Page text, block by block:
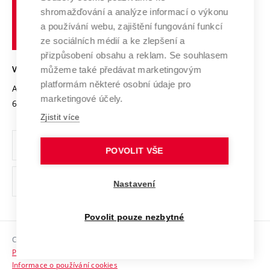
Výzkumné infrastruktury
Transfer znalostí
Open Science
Projekty
Projekty ze strukturálních fondů
Specifický výzkum
Služby univerzity
Mezinárodní dohody
Univerzitní sítě
Udržitelná univerzita
Podnikavá univerzita / ContriBUTe
Bezpečná univerzita
Vyznamenání
Organizační struktura
Ochrana osobních údajů
odkaz)
Sociální bezpečí
HR Award
učení
technické
VYSOKÉ UČENÍ TECHNICKÉ V BRNĚ
Antonínská 548/1
602 00 Brno
www.vut.cz
vut@vutbr.cz
Copyright © 2026 VUT
Prohlášení o přístupnosti
Informace o používání cookies
shromažďování a analýze informací o výkonu
a používání webu, zajištění fungování funkcí
ze sociálních médií a ke zlepšení a
přizpůsobení obsahu a reklam. Se souhlasem
můžeme také předávat marketingovým
platformám některé osobní údaje pro
marketingové účely.
Zjistit více
POVOLIT VŠE
Nastavení
Povolit pouze nezbytné